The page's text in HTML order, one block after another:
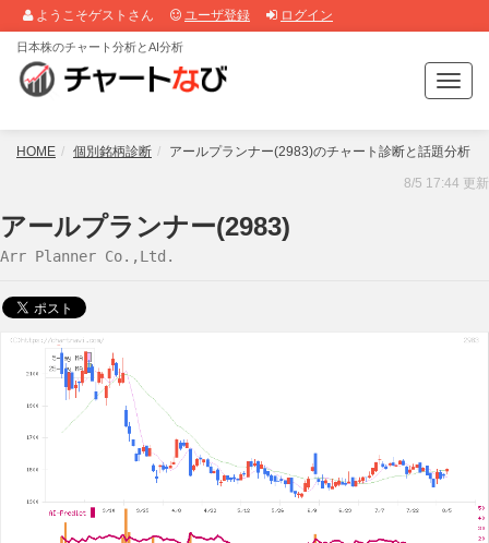
ようこそゲストさん ユーザ登録 ログイン
T
o
g
g
e
日本株のチャート分析とAI分析
HOME 個別銘柄診断 アールプランナー(2983)のチャート診断と話題分析
8/5 17:44 更新
アールプランナー(2983)
Arr Planner Co.,Ltd.